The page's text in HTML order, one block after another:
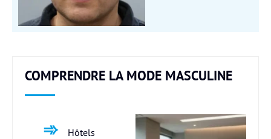
COMPRENDRE LA MODE MASCULINE
Hôtels